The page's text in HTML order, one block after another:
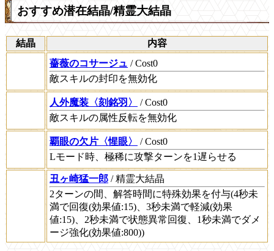
おすすめ潜在結晶/精霊大結晶
結晶
内容
薔薇のコサージュ / Cost0
敵スキルの封印を無効化
人外魔装〈刻銘羽〉
/ Cost0
敵スキルの属性反転を無効化
覇眼の欠片〈惺眼〉
/ Cost0
Lモード時、極稀に攻撃ターンを1遅らせる
丑ヶ崎猛一郎 / 精霊大結晶
2ターンの間、解答時間に特殊効果を付与(4秒未
満で回復(効果値:15)、3秒未満で軽減(効果
値:15)、2秒未満で状態異常回復、1秒未満でダメ
ージ強化(効果値:800))